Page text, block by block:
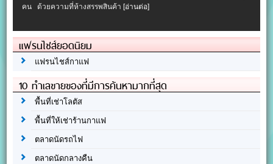
คน ด้วยความที่ห้างสรรพสินค้า[อ่านต่อ]
แฟรนไชส์ยอดนิยม
แฟรนไชส์กาแฟ
10 ทำเลขายของที่มีการค้นหามากที่สุด
พื้นที่เช่าโลตัส
พื้นที่ให้เช่าร้านกาแฟ
ตลาดนัดรถไฟ
ตลาดนัดกลางคืน